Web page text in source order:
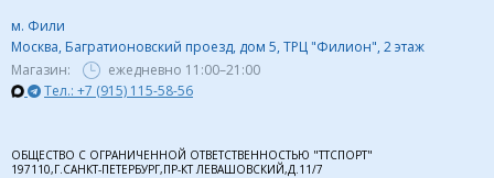
м. Фили
Москва, Багратионовский проезд, дом 5, ТРЦ "Филион", 2 этаж
Магазин:
ежедневно 11:00–21:00
Тел.: +7 (915) 115-58-56
ОБЩЕСТВО С ОГРАНИЧЕННОЙ ОТВЕТСТВЕННОСТЬЮ "ТТСПОРТ"
197110,Г.САНКТ-ПЕТЕРБУРГ,ПР-КТ ЛЕВАШОВСКИЙ,Д.11/7